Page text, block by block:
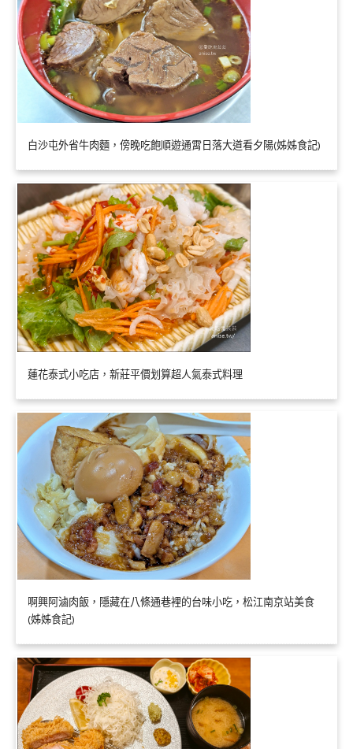
白沙屯外省牛肉麵，傍晚吃飽順遊通霄日落大道看夕陽(姊姊食記)
蓮花泰式小吃店，新莊平價划算超人氣泰式料理
啊興阿滷肉飯，隱藏在八條通巷裡的台味小吃，松江南京站美食
(姊姊食記)